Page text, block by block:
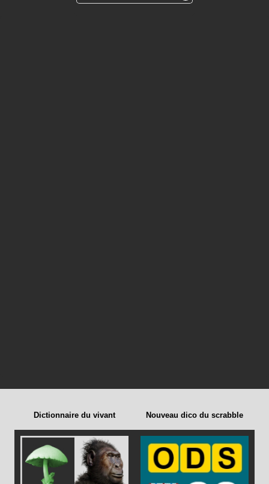
Dictionnaire du vivant Nouveau dico du scrabble